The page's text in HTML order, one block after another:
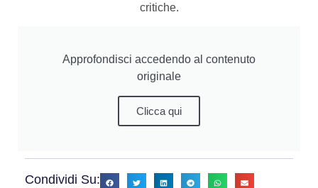
critiche.
Approfondisci accedendo al contenuto
originale
Clicca qui
Condividi Su: